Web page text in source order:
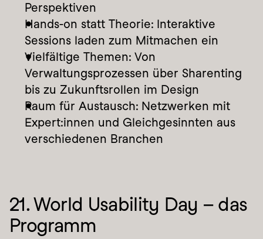
Perspektiven
Hands-on statt Theorie: Interaktive
Sessions laden zum Mitmachen ein
Vielfältige Themen: Von
Verwaltungsprozessen über Sharenting
bis zu Zukunftsrollen im Design
Raum für Austausch: Netzwerken mit
Expert:innen und Gleichgesinnten aus
verschiedenen Branchen
21. World Usability Day – das
Programm